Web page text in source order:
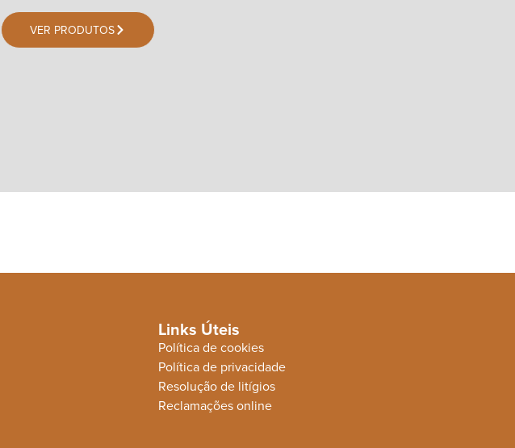
VER PRODUTOS
Links Úteis
Política de cookies
Política de privacidade
Resolução de litígios
Reclamações online